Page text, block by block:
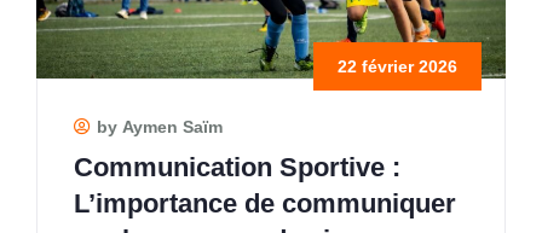
22 février 2026
by Aymen Saïm
Communication Sportive :
L’importance de communiquer